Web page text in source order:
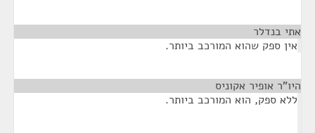
אתי בנדלר
אין ספק שהוא המורכב ביותר.
היו"ר אופיר אקוניס
ללא ספק, הוא המורכב ביותר.